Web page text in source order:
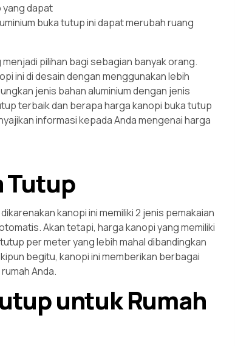
yang dapat
buka tutup ini dapat merubah ruang
pilihan bagi sebagian banyak orang.
ini di desain dengan menggunakan lebih
jenis bahan aluminium dengan jenis
terbaik dan berapa harga kanopi buka tutup
informasi kepada Anda mengenai harga
Tutup
kanopi ini memiliki 2 jenis pemakaian
Akan tetapi, harga kanopi yang memiliki
per meter yang lebih mahal dibandingkan
begitu, kanopi ini memberikan berbagai
Anda.
untuk Rumah